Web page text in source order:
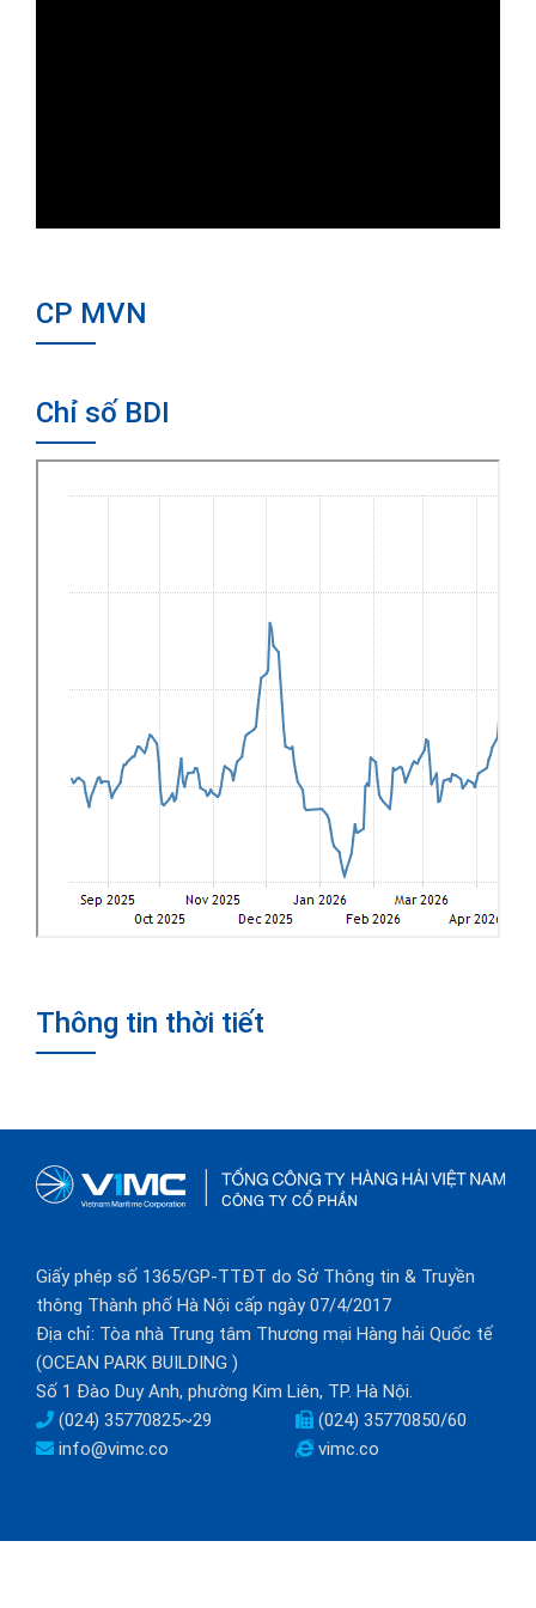
CP MVN
Chỉ số BDI
Thông tin thời tiết
Giấy phép số 1365/GP-TTĐT do Sở Thông tin & Truyền
thông Thành phố Hà Nội cấp ngày 07/4/2017
Địa chỉ: Tòa nhà Trung tâm Thương mại Hàng hải Quốc tế
(OCEAN PARK BUILDING )
Số 1 Đào Duy Anh, phường Kim Liên, TP. Hà Nội.
(024) 35770825~29
(024) 35770850/60
info@vimc.co
vimc.co